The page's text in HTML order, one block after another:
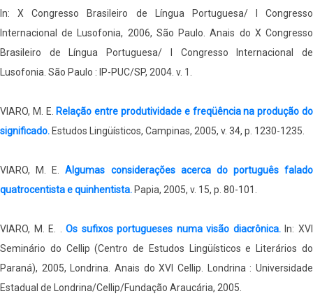
In: X Congresso Brasileiro de Língua Portuguesa/ I Congresso
Internacional de Lusofonia, 2006, São Paulo. Anais do X Congresso
Brasileiro de Língua Portuguesa/ I Congresso Internacional de
Lusofonia. São Paulo : IP-PUC/SP, 2004. v. 1.
VIARO, M. E. Relação entre produtividade e freqüência na produção do
significado. Estudos Lingüísticos, Campinas, 2005, v. 34, p. 1230-1235.
VIARO, M. E.Algumas considerações acerca do português falado
quatrocentista e quinhentista. Papia, 2005, v. 15, p. 80-101.
VIARO, M. E. .Os sufixos portugueses numa visão diacrônica. In: XVI
Seminário do Cellip (Centro de Estudos Lingüísticos e Literários do
Paraná), 2005, Londrina. Anais do XVI Cellip. Londrina : Universidade
Estadual de Londrina/Cellip/Fundação Araucária, 2005.